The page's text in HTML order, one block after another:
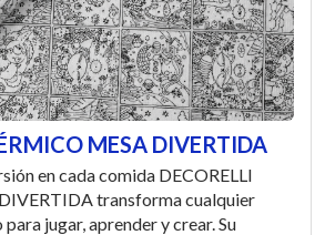
MESA DIVERTIDA
en cada comida DECORELLI
transforma cualquier
para jugar, aprender y crear. Su